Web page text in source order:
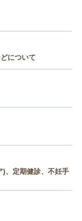
について
)、定期健診、不妊手